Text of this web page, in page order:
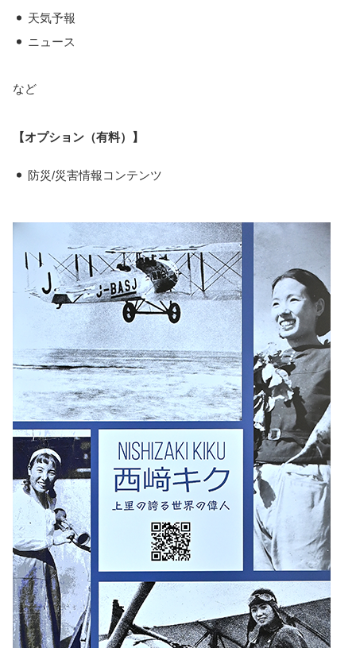
・ 天気予報
・ ニュース
など
【オプション（有料）】
・ 防災/災害情報コンテンツ